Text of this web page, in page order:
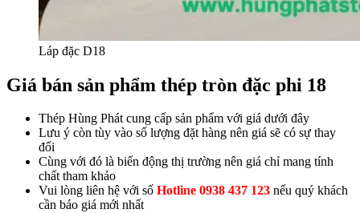
Láp đặc D18
Giá bán sản phẩm thép tròn đặc phi 18
Thép Hùng Phát cung cấp sản phẩm với giá dưới đây
Lưu ý còn tùy vào số lượng đặt hàng nên giá sẽ có sự thay
đổi
Cùng với đó là biến động thị trường nên giá chỉ mang tính
chất tham khảo
Vui lòng liên hệ với số Hotline 0938 437 123 nếu quý khách
cần báo giá mới nhất